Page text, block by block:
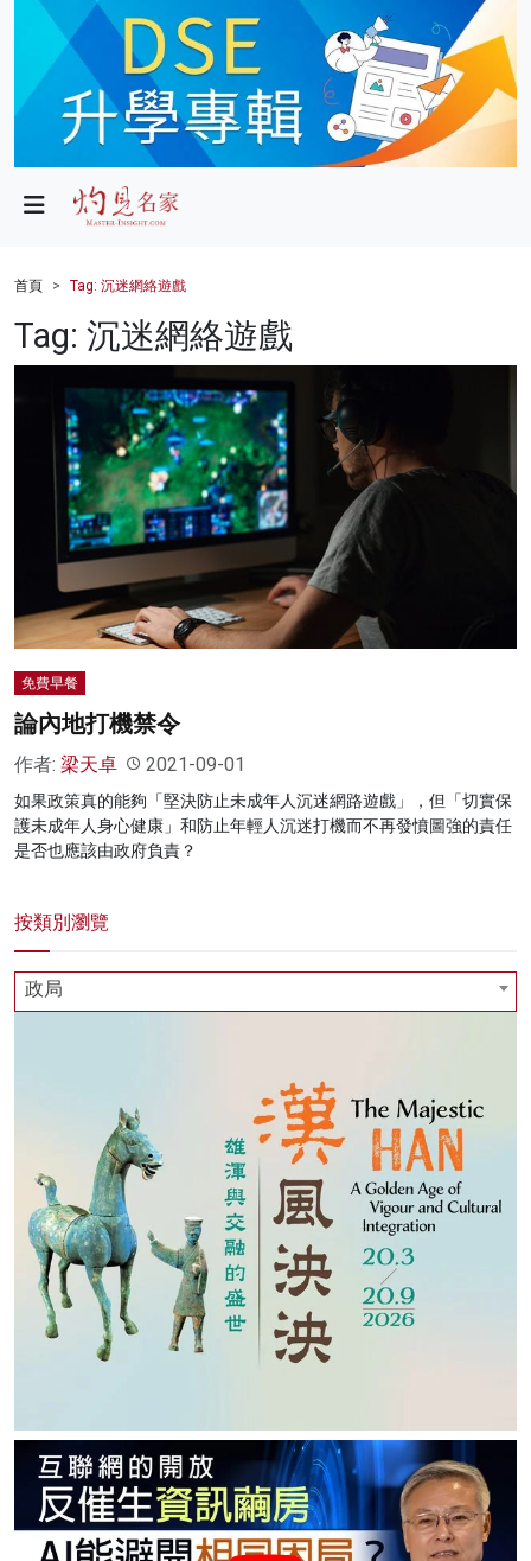
政局
財經
健康
商業
科技
影片
名家榜
灼見活動
首頁 Tag: 沉迷網絡遊戲
Tag: 沉迷網絡遊戲
免費早餐
論內地打機禁令
作者: 梁天卓 2021-09-01
如果政策真的能夠「堅決防止未成年人沉迷網路遊戲」，但「切實保
護未成年人身心健康」和防止年輕人沉迷打機而不再發憤圖強的責任
是否也應該由政府負責？
按類別瀏覽
政局